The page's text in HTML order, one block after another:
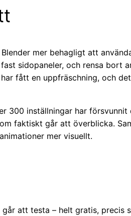
mer behagligt att
sidopaneler, och rensa bort
fått en uppfräschning, och
300 inställningar har försvunnit
faktiskt går att överblicka.
mer visuellt.
att testa – helt gratis, precis